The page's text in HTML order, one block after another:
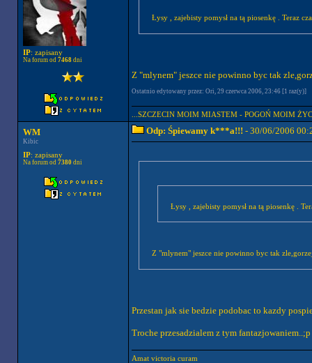
IP: zapisany
Na forum od 7468dni
Łysy , zajebisty pomysł na tą piosenkę . Teraz
Z "mlynem" jeszce nie powinno byc tak
Ostatnio edytowany przez: Ori, 29 czerwca 2006, 23:46 [1 raz(y)]
...SZCZECIN MOIM MIASTEM - POGOŃ MOIM
WM
Kibic
IP: zapisany
Na forum od 7380dni
Odp: Śpiewamy k***a!!! - 30/06/2006
Łysy , zajebisty pomysł na tą piosenkę .
Z "mlynem" jeszce nie powinno byc tak
Przestan jak sie bedzie podobac to kazdy
Troche przesadzialem z tym fantazjowaniem..;p
Amat victoria curam